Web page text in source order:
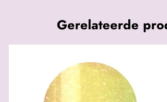
Gerelateerde